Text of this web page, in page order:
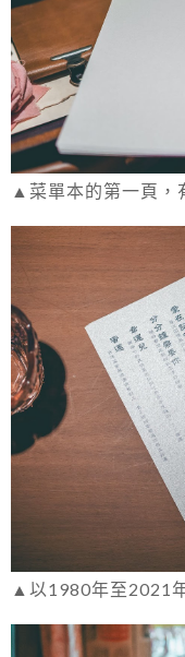
▲菜單本的第一頁，
▲以1980年至2021